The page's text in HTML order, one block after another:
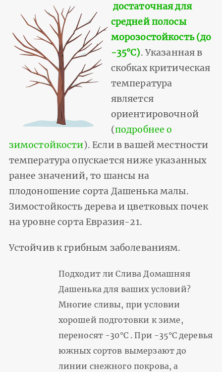
достаточная для
средней полосы
морозостойкость (до
-35°С). Указанная в
скобках критическая
температура
является
ориентировочной
(подробнее о
зимостойкости). Если в вашей местности
температура опускается ниже указанных
ранее значений, то шансы на
плодоношение сорта Дашенька малы.
Зимостойкость дерева и цветковых почек
на уровне сорта Евразия-21.
Устойчив к грибным заболеваниям.
Подходит ли Слива Домашняя
Дашенька для ваших условий?
Многие сливы, при условии
хорошей подготовки к зиме,
переносят -30°С . При -35°С деревья
южных сортов вымерзают до
линии снежного покрова, а